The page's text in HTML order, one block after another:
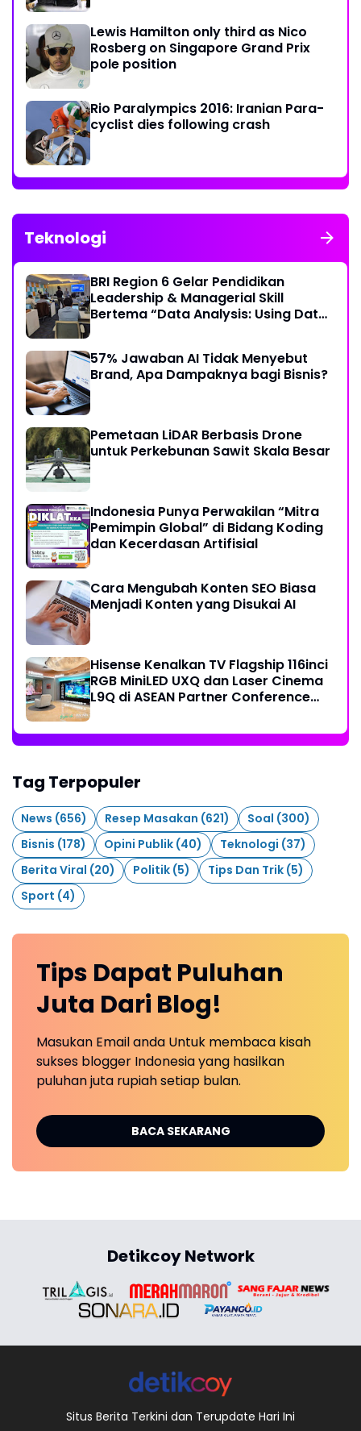
Lewis Hamilton only third as Nico
Rosberg on Singapore Grand Prix
pole position
Rio Paralympics 2016: Iranian Para-
cyclist dies following crash
Teknologi
BRI Region 6 Gelar Pendidikan
Leadership & Managerial Skill
Bertema “Data Analysis: Using Data
57% Jawaban AI Tidak Menyebut
Brand, Apa Dampaknya bagi Bisnis?
Pemetaan LiDAR Berbasis Drone
untuk Perkebunan Sawit Skala Besar
Indonesia Punya Perwakilan “Mitra
Pemimpin Global” di Bidang Koding
dan Kecerdasan Artifisial
Cara Mengubah Konten SEO Biasa
Menjadi Konten yang Disukai AI
Hisense Kenalkan TV Flagship 116inci
RGB MiniLED UXQ dan Laser Cinema
L9Q di ASEAN Partner Conference
Tag Terpopuler
News (656) Resep Masakan (621) Soal (300)
Bisnis (178) Opini Publik (40) Teknologi (37)
Berita Viral (20) Politik (5) Tips Dan Trik (5)
Sport (4)
Tips Dapat Puluhan
Juta Dari Blog!
Masukan Email anda Untuk membaca kisah
sukses blogger Indonesia yang hasilkan
puluhan juta rupiah setiap bulan.
BACA SEKARANG
Detikcoy Network
Situs Berita Terkini dan Terupdate Hari Ini